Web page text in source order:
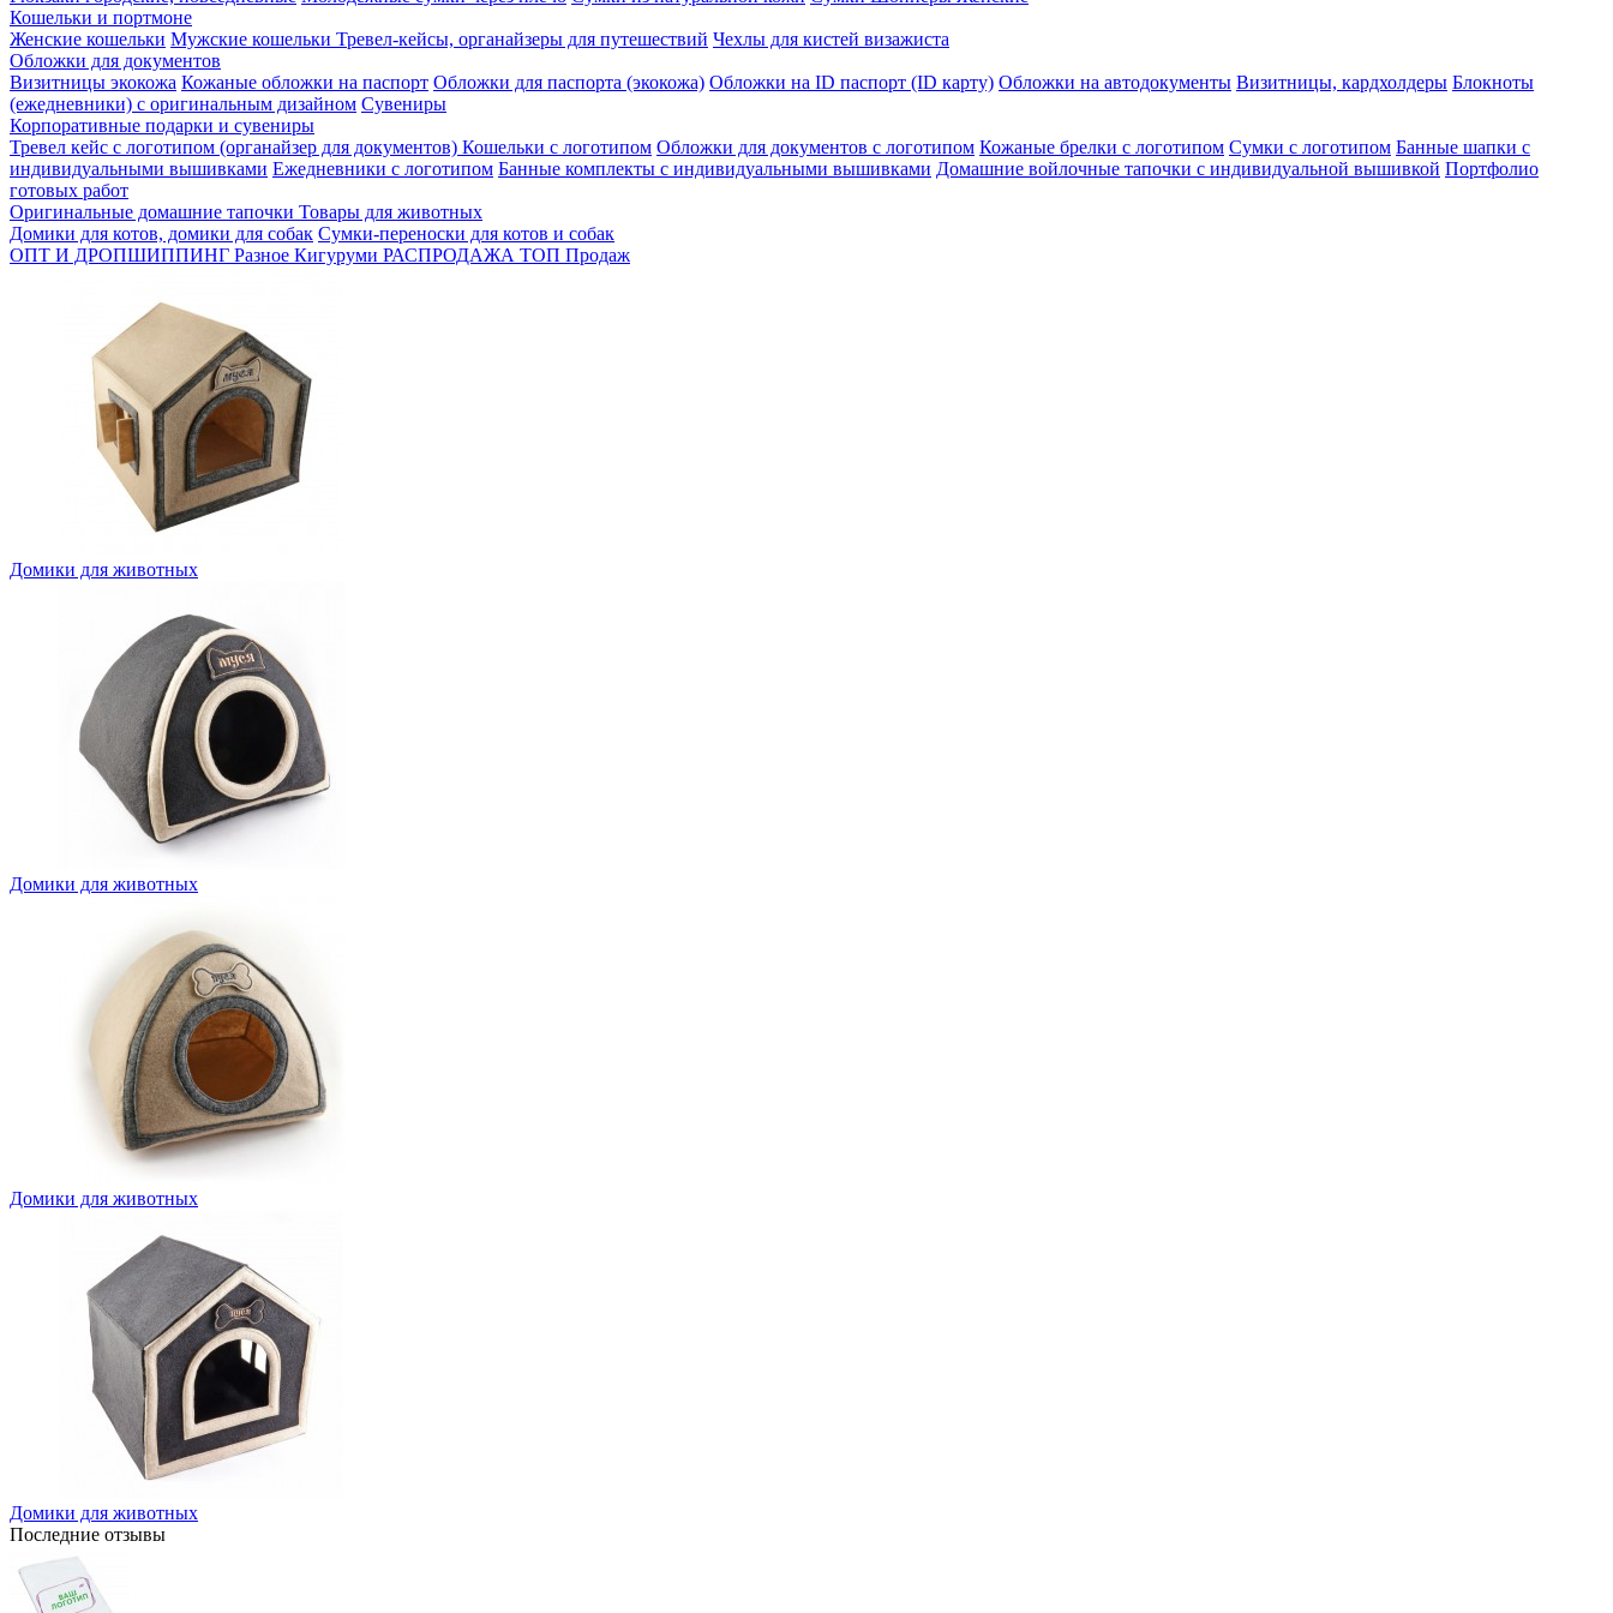
Кошельки и портмоне
Женские кошельки Мужские кошельки Тревел-кейсы, органайзеры для путешествий Чехлы для кистей визажиста
Обложки для документов
Визитницы экокожа Кожаные обложки на паспорт Обложки для паспорта (экокожа) Обложки на ID паспорт (ID карту) Обложки на автодокументы Визитницы, кардхолдеры Блокноты
(ежедневники) с оригинальным дизайном Сувениры
Корпоративные подарки и сувениры
Тревел кейс с логотипом (органайзер для документов) Кошельки с логотипом Обложки для документов с логотипом Кожаные брелки с логотипом Сумки с логотипом Банные шапки с
индивидуальными вышивками Ежедневники с логотипом Банные комплекты с индивидуальными вышивками Домашние войлочные тапочки с индивидуальной вышивкой Портфолио
готовых работ
Оригинальные домашние тапочки Товары для животных
Домики для котов, домики для собак Сумки-переноски для котов и собак
ОПТ И ДРОПШИППИНГ Разное Кигуруми РАСПРОДАЖА ТОП Продаж
Домики для животных
Домики для животных
Домики для животных
Домики для животных
Последние отзывы